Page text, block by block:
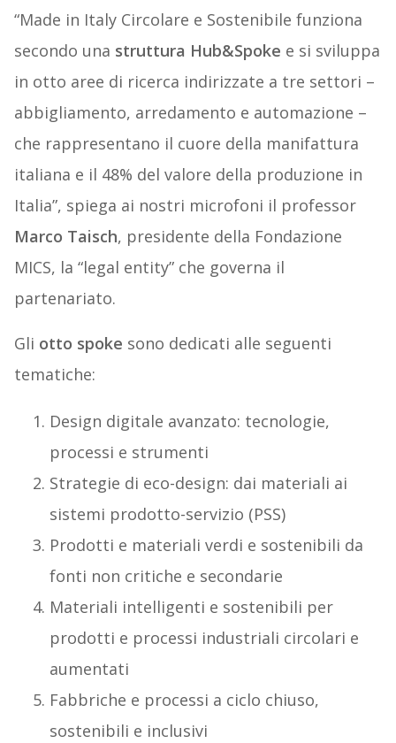
“Made in Italy Circolare e Sostenibile funziona
secondo una struttura Hub&Spoke e si sviluppa
in otto aree di ricerca indirizzate a tre settori –
abbigliamento, arredamento e automazione –
che rappresentano il cuore della manifattura
italiana e il 48% del valore della produzione in
Italia”, spiega ai nostri microfoni il professor
Marco Taisch, presidente della Fondazione
MICS, la “legal entity” che governa il
partenariato.
Gli otto spoke sono dedicati alle seguenti
tematiche:
Design digitale avanzato: tecnologie,
processi e strumenti
Strategie di eco-design: dai materiali ai
sistemi prodotto-servizio (PSS)
Prodotti e materiali verdi e sostenibili da
fonti non critiche e secondarie
Materiali intelligenti e sostenibili per
prodotti e processi industriali circolari e
aumentati
Fabbriche e processi a ciclo chiuso,
sostenibili e inclusivi